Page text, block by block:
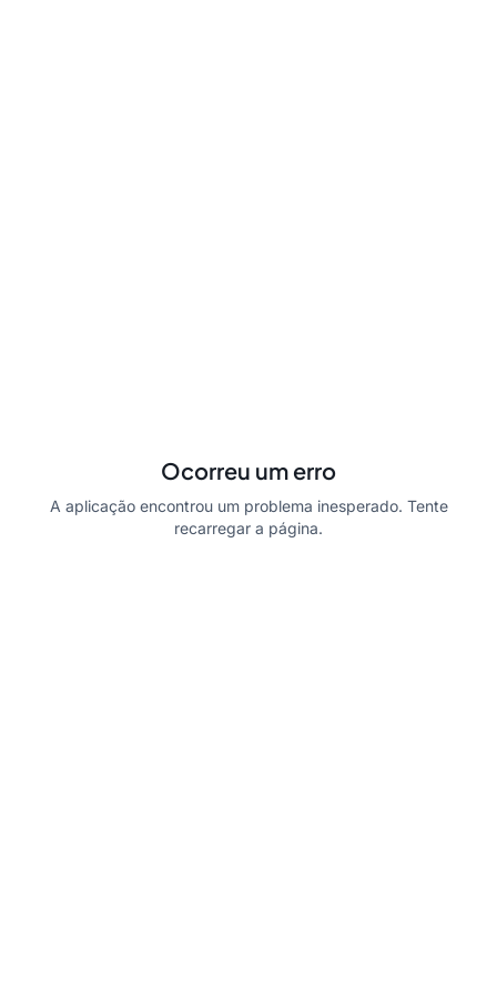
Ocorreu um erro
A aplicação encontrou um problema inesperado. Tente
recarregar a página.